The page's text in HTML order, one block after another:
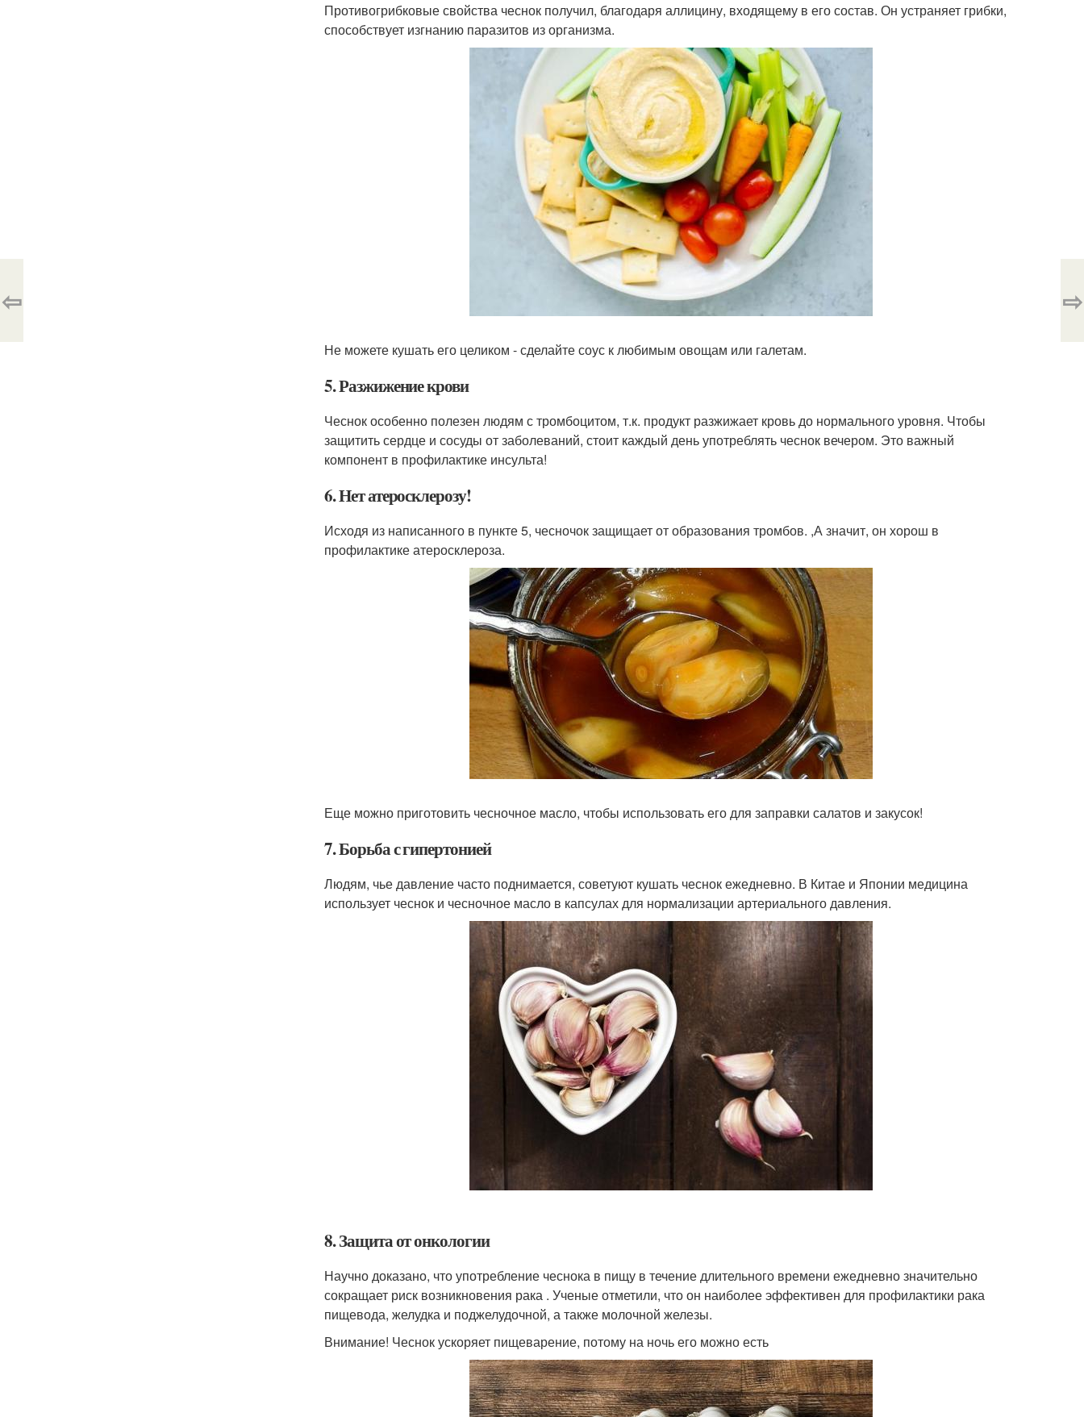
Противогрибковые свойства чеснок получил, благодаря аллицину, входящему в его состав. Он устраняет грибки,
способствует изгнанию паразитов из организма.
Не можете кушать его целиком - сделайте соус к любимым овощам или галетам.
5. Разжижение крови
Чеснок особенно полезен людям с тромбоцитом, т.к. продукт разжижает кровь до нормального уровня. Чтобы
защитить сердце и сосуды от заболеваний, стоит каждый день употреблять чеснок вечером. Это важный
компонент в профилактике инсульта!
6. Нет атеросклерозу!
Исходя из написанного в пункте 5, чесночок защищает от образования тромбов. ,А значит, он хорош в
профилактике атеросклероза.
Еще можно приготовить чесночное масло, чтобы использовать его для заправки салатов и закусок!
7. Борьба с гипертонией
Людям, чье давление часто поднимается, советуют кушать чеснок ежедневно. В Китае и Японии медицина
использует чеснок и чесночное масло в капсулах для нормализации артериального давления.
8. Защита от онкологии
Научно доказано, что употребление чеснока в пищу в течение длительного времени ежедневно значительно
сокращает риск возникновения рака . Ученые отметили, что он наиболее эффективен для профилактики рака
пищевода, желудка и поджелудочной, а также молочной железы.
Внимание! Чеснок ускоряет пищеварение, потому на ночь его можно есть
⇦ ⇨